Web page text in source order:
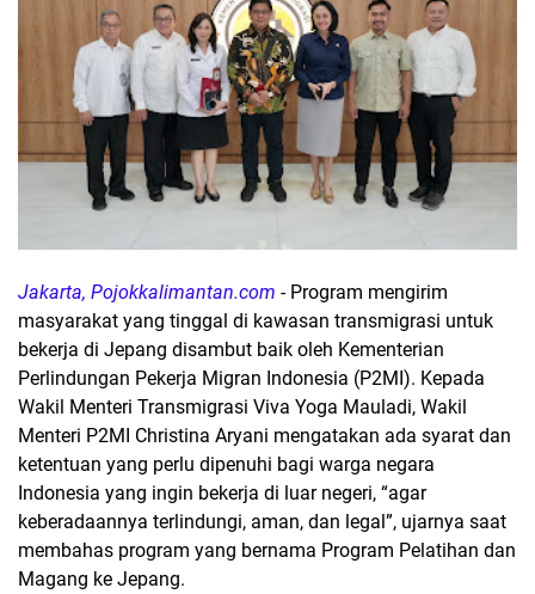
Jakarta, Pojokkalimantan.com - Program mengirim
masyarakat yang tinggal di kawasan transmigrasi untuk
bekerja di Jepang disambut baik oleh Kementerian
Perlindungan Pekerja Migran Indonesia (P2MI). Kepada
Wakil Menteri Transmigrasi Viva Yoga Mauladi, Wakil
Menteri P2MI Christina Aryani mengatakan ada syarat dan
ketentuan yang perlu dipenuhi bagi warga negara
Indonesia yang ingin bekerja di luar negeri, “agar
keberadaannya terlindungi, aman, dan legal”, ujarnya saat
membahas program yang bernama Program Pelatihan dan
Magang ke Jepang.